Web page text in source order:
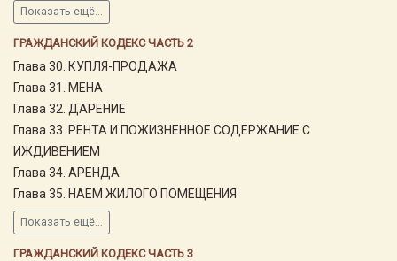
Показать ещё...
ГРАЖДАНСКИЙ КОДЕКС ЧАСТЬ 2
Глава 30. КУПЛЯ-ПРОДАЖА
Глава 31. МЕНА
Глава 32. ДАРЕНИЕ
Глава 33. РЕНТА И ПОЖИЗНЕННОЕ СОДЕРЖАНИЕ С
ИЖДИВЕНИЕМ
Глава 34. АРЕНДА
Глава 35. НАЕМ ЖИЛОГО ПОМЕЩЕНИЯ
Показать ещё...
ГРАЖДАНСКИЙ КОДЕКС ЧАСТЬ 3